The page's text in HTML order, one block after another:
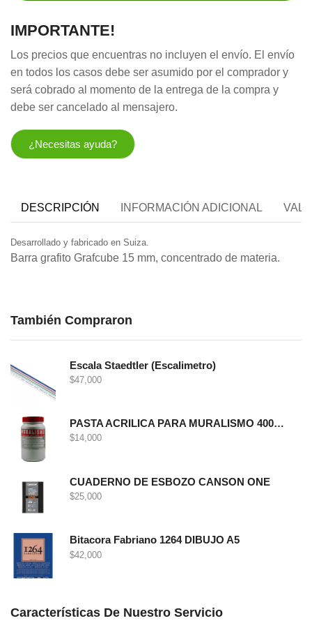
IMPORTANTE!
Los precios que encuentras no incluyen el envío. El envío
en todos los casos debe ser asumido por el comprador y
será cobrado al momento de la entrega de la compra y
debe ser cancelado al mensajero.
¿Necesitas ayuda?
DESCRIPCIÓN INFORMACIÓN ADICIONAL
Desarrollado y fabricado en Suiza.
Barra grafito Grafcube 15 mm, concentrado de materia.
También Compraron
Escala Staedtler (Escalimetro)
$47,000
PASTA ACRILICA PARA MURALISMO 400 GRS
$14,000
CUADERNO DE ESBOZO CANSON ONE
$25,000
Bitacora Fabriano 1264 DIBUJO A5
$42,000
Características De Nuestro Servicio